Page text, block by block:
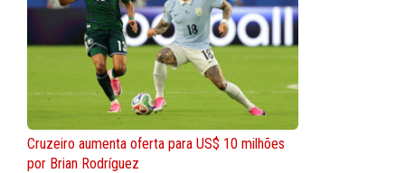
Cruzeiro aumenta oferta para US$ 10 milhões
por Brian Rodríguez